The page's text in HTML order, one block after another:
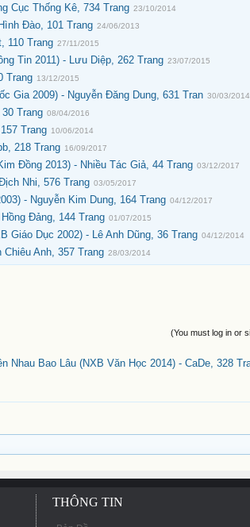
Cục Thống Kê, 734 Trang 23/10/2014
Đào, 101 Trang 24/06/2013
110 Trang 27/11/2015
Tin 2011) - Lưu Diệp, 262 Trang 23/07/2015
Trang 13/12/2015
Gia 2009) - Nguyễn Đăng Dung, 631 Tran 30/03/2014
Trang 08/04/2016
Trang 10/06/2014
218 Trang 16/09/2017
Đồng 2013) - Nhiều Tác Giả, 44 Trang 03/12/2017
Nhi, 576 Trang 03/05/2017
- Nguyễn Kim Dung, 164 Trang 04/12/2017
Đảng, 144 Trang 01/07/2015
Giáo Dục 2002) - Lê Anh Dũng, 36 Trang 04/12/2014
Anh, 357 Trang 28/03/2014
(You must log in or
Nhau Bao Lâu (NXB Văn Học 2014) - CaDe, 328
THÔNG TIN